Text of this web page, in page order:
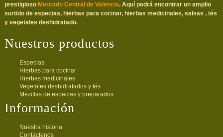
prestigioso Mercado Central de Valencia. Aquí podrá encontrar un amplio
surtido de especias, hierbas para cocinar, hierbas medicinales, salsas , tés
y vegetales deshidratado.
Nuestros productos
Especias
Hierbas para cocinar
Hierbas medicinales
Vegetales deshidratados y tés
Mezclas de especias y preparados
Información
Nuestra historia
Contáctenos